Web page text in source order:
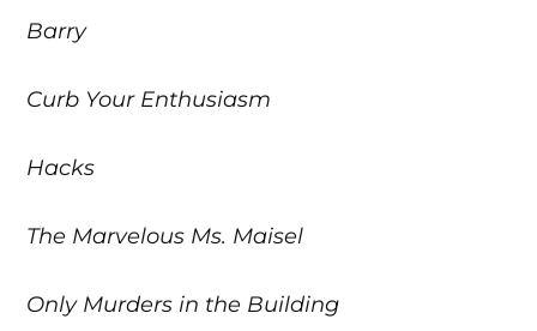
Barry
Curb Your Enthusiasm
Hacks
The Marvelous Ms. Maisel
Only Murders in the Building